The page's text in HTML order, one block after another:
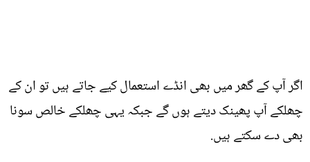
اگر آپ کے گھر میں بھی انڈے استعمال کیے جاتے ہیں تو ان کے
چھلکے آپ پھینک دیتے ہوں گے جبکہ یہی چھلکے خالص سونا
بھی دے سکتے ہیں.